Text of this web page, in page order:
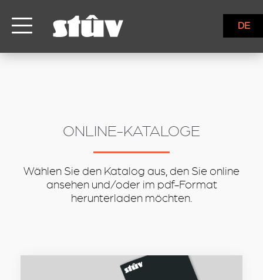
DE
ONLINE-KATALOGE
Wählen Sie den Katalog aus, den Sie online
ansehen und/oder im pdf-Format
herunterladen möchten.